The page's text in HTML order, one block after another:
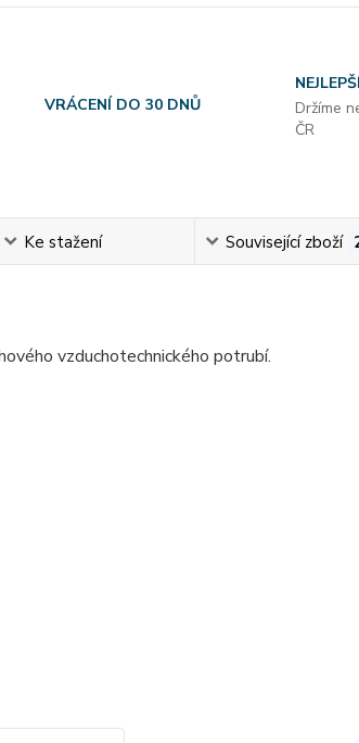
VRÁCENÍ DO 30 DNŮ
Držíme
ČR
Ke stažení Související zboží
vzduchotechnického potrubí.